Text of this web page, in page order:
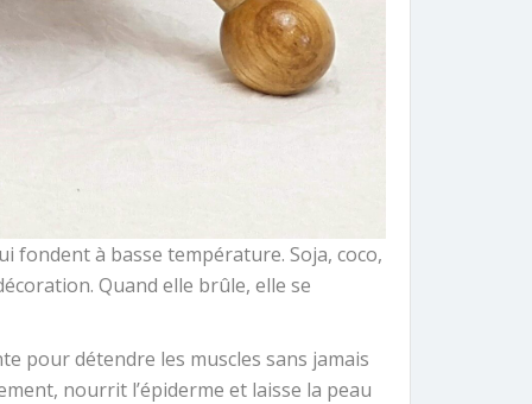
fondent à basse température. Soja, coco,
Quand elle brûle, elle se
pour détendre les muscles sans jamais
nourrit l’épiderme et laisse la peau